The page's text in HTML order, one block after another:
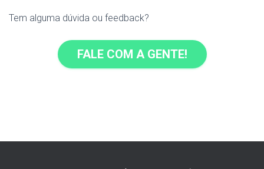
Tem alguma dúvida ou feedback?
FALE COM A GENTE!